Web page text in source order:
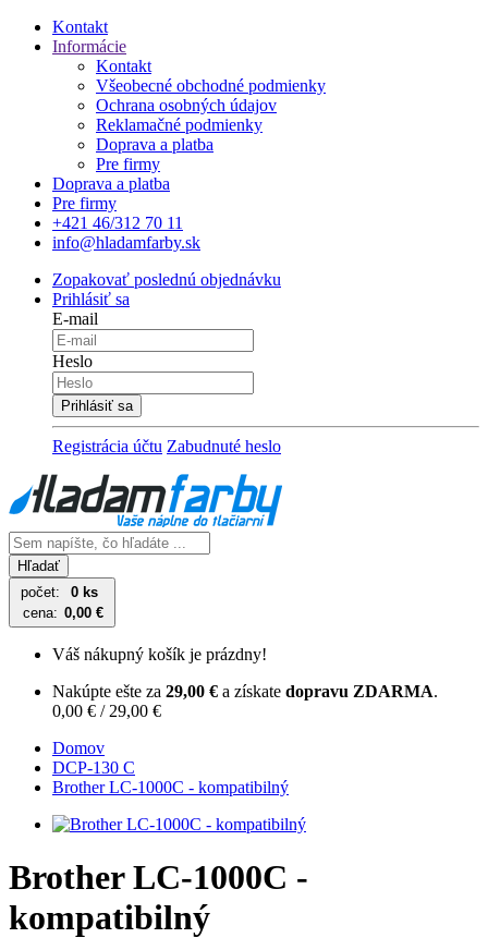
Kontakt
Informácie
Kontakt
Všeobecné obchodné podmienky
Ochrana osobných údajov
Reklamačné podmienky
Doprava a platba
Pre firmy
Doprava a platba
Pre firmy
+421 46/312 70 11
info@hladamfarby.sk
Zopakovať poslednú objednávku
Prihlásiť sa
E-mail
Heslo
Registrácia účtu Zabudnuté heslo
Hľadať
počet:
0 ks
cena: 0,00 €
Váš nákupný košík je prázdny!
Nakúpte ešte za 29,00 € a získate dopravu ZDARMA.
0,00 € / 29,00 €
Domov
DCP-130 C
Brother LC-1000C - kompatibilný
Brother LC-1000C -
kompatibilný